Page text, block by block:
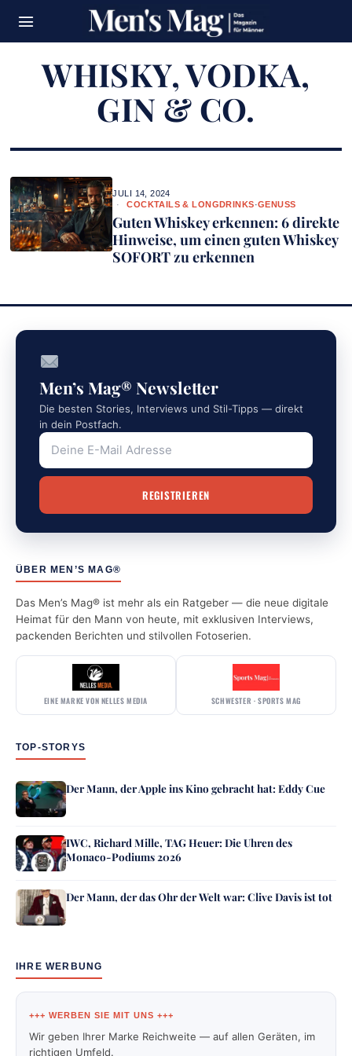
WHISKY, VODKA,
GIN & CO.
Guten Whiskey erkennen: 6 direkte
Hinweise, um einen guten Whiskey
SOFORT zu erkennen
JULI 14, 2024
COCKTAILS & LONGDRINKS·GENUSS
Men’s Mag® Newsletter
Die besten Stories, Interviews und Stil-Tipps — direkt
in dein Postfach.
ÜBER MEN’S MAG®
Das Men’s Mag® ist mehr als ein Ratgeber — die neue digitale
Heimat für den Mann von heute, mit exklusiven Interviews,
packenden Berichten und stilvollen Fotoserien.
EINE MARKE VON NELLES MEDIA SCHWESTER · SPORTS MAG
TOP-STORYS
Der Mann, der Apple ins Kino gebracht hat: Eddy Cue
IWC, Richard Mille, TAG Heuer: Die Uhren des
Monaco-Podiums 2026
Der Mann, der das Ohr der Welt war: Clive Davis ist tot
IHRE WERBUNG
+++ WERBEN SIE MIT UNS +++
Wir geben Ihrer Marke Reichweite — auf allen Geräten, im
richtigen Umfeld.